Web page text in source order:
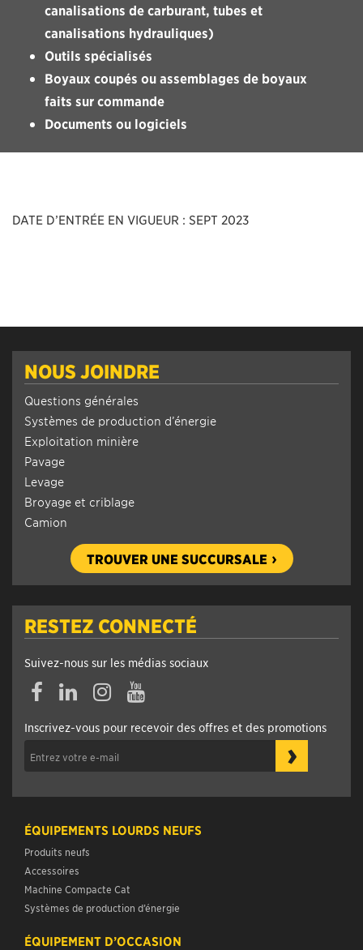
canalisations de carburant, tubes et
canalisations hydrauliques)
Outils spécialisés
Boyaux coupés ou assemblages de boyaux
faits sur commande
Documents ou logiciels
DATE D’ENTRÉE EN VIGUEUR : SEPT 2023
NOUS JOINDRE
Questions générales
Systèmes de production d’énergie
Exploitation minière
Pavage
Levage
Broyage et criblage
Camion
TROUVER UNE SUCCURSALE
RESTEZ CONNECTÉ
Suivez-nous sur les médias sociaux
FacebookLinkedinInstagramYouTube
Inscrivez-vous pour recevoir des offres et des promotions
›
ÉQUIPEMENTS LOURDS NEUFS
Produits neufs
Accessoires
Machine Compacte Cat
Systèmes de production d’énergie
ÉQUIPEMENT D’OCCASION